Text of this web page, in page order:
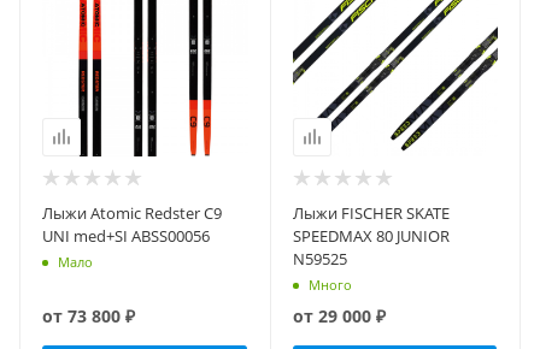
Лыжи Atomic Redster C9
UNI med+SI ABSS00056
Мало
от 73 800 ₽
Лыжи FISCHER SKATE
SPEEDMAX 80 JUNIOR
N59525
Много
от 29 000 ₽